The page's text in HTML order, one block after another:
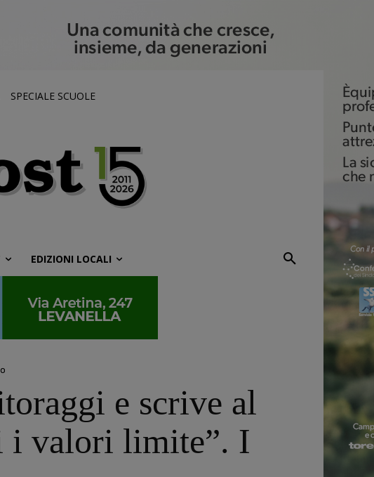
SPECIALE SCUOLE
EDIZIONI LOCALI
e scrive al
i valori limite”. I